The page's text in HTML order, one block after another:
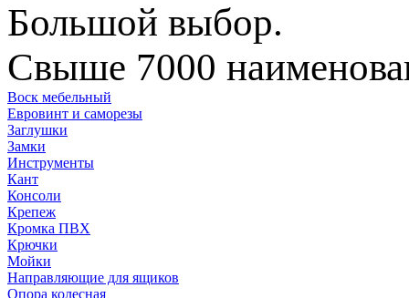
Большой выбор.
Свыше 7000
Воск мебельный
Евровинт и саморезы
Заглушки
Замки
Инструменты
Кант
Консоли
Крепеж
Кромка ПВХ
Крючки
Мойки
Направляющие для ящиков
Опора колесная